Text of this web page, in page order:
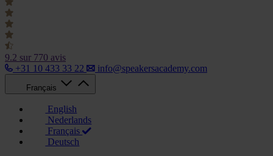
9.2 sur 770 avis
+31 10 433 33 22
info@speakersacademy.com
Français
English
Nederlands
Français
Deutsch